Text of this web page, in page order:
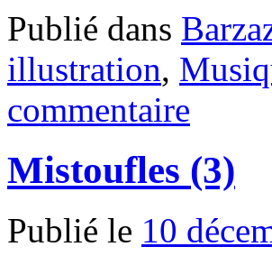
Publié dans
illustration,
commentaire
Mistoufles (3)
Publié le 10